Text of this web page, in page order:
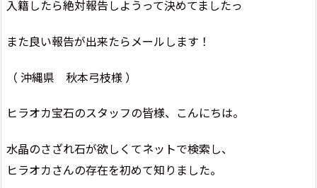
入籍したら絶対報告しようって決めてましたっ
また良い報告が出来たらメールします！
（ 沖縄県 秋本弓枝様 ）
ヒラオカ宝石のスタッフの皆様、こんにちは。
水晶のさざれ石が欲しくてネットで検索し、
ヒラオカさんの存在を初めて知りました。